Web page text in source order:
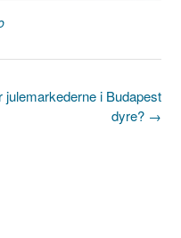
julemarkederne i Budapest
dyre? →